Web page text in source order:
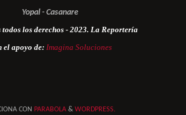
Yopal - Casanare
todos los derechos - 2023. La Reportería
el apoyo de: Imagina Soluciones
CON PARABOLA & WORDPRESS.